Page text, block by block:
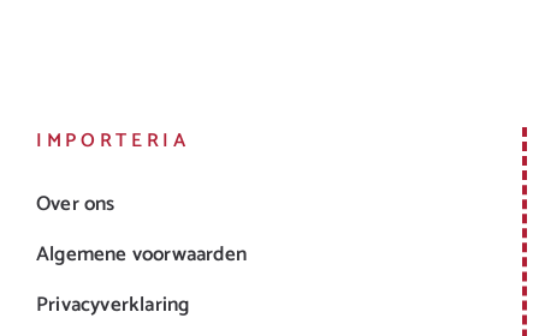
IMPORTERIA
Over ons
Algemene voorwaarden
Privacyverklaring